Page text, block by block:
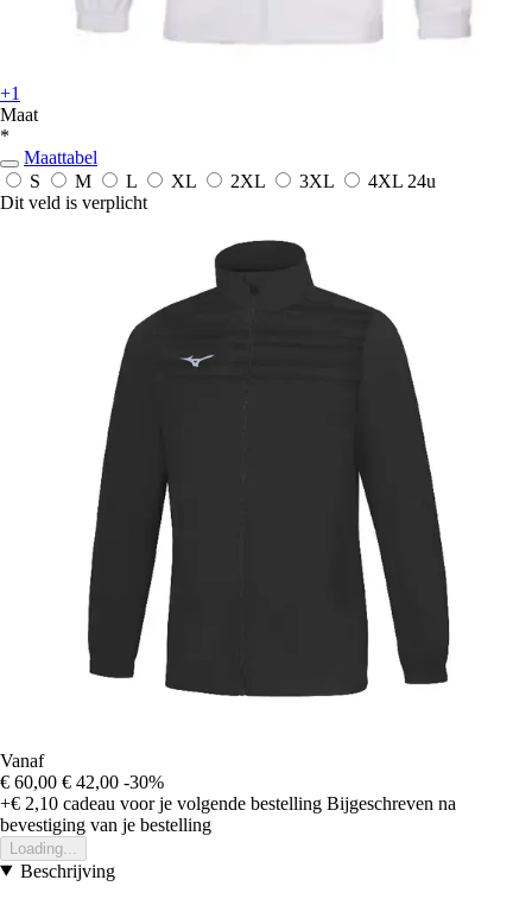
+1
Maat
*
Maattabel
S
M L XL 2XL 3XL 4XL 24u
Dit veld is verplicht
Vanaf
€ 60,00 € 42,00 -30%
+€ 2,10 cadeau voor je volgende bestelling Bijgeschreven na
bevestiging van je bestelling
Loading...
Beschrijving